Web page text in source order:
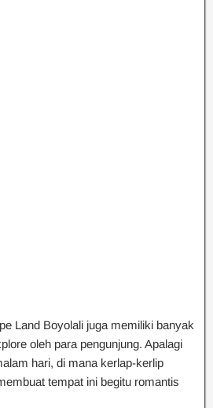
Land Boyolali juga memiliki banyak
oleh para pengunjung. Apalagi
hari, di mana kerlap-kerlip
tempat ini begitu romantis